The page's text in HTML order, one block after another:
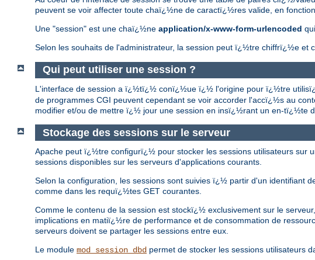
peuvent se voir affecter toute chaï¿½ne de caractï¿½res valide, en
Une "session" est une chaï¿½ne application/x-www-form-urlencoded
Selon les souhaits de l'administrateur, la session peut ï¿½tre chiffrï¿½e
Qui peut utiliser une session ?
L'interface de session a ï¿½tï¿½ conï¿½ue ï¿½ l'origine pour ï¿½tre
de programmes CGI peuvent cependant se voir accorder l'accï¿½s au
modifier et/ou de mettre ï¿½ jour une session en insï¿½rant un en-tï¿½te
Stockage des sessions sur le serveur
Apache peut ï¿½tre configurï¿½ pour stocker les sessions utilisateurs sur
sessions disponibles sur les serveurs d'applications courants.
Selon la configuration, les sessions sont suivies ï¿½ partir d'un
comme dans les requï¿½tes GET courantes.
Comme le contenu de la session est stockï¿½ exclusivement sur le
implications en matiï¿½re de performance et de consommation de
serveurs doivent se partager les sessions entre eux.
Le module mod_session_dbd permet de stocker les sessions utilisateurs